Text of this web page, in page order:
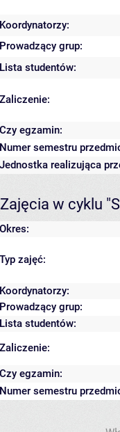
Koordynatorzy:
Prowadzący grup:
Lista studentów:
Zaliczenie:
Czy egzamin:
Numer semestru
Jednostka realizująca
Zajęcia w cyklu
Okres:
Typ zajęć:
Koordynatorzy:
Prowadzący grup:
Lista studentów:
Zaliczenie:
Czy egzamin:
Numer semestru